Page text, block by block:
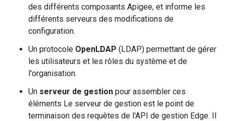
des différents composants Apigee, et informe les
différents serveurs des modifications de
configuration.
Un protocole OpenLDAP (LDAP) permettant de gérer
les utilisateurs et les rôles du système et de
l'organisation.
Un serveur de gestion pour assembler ces
éléments Le serveur de gestion est le point de
terminaison des requêtes de l'API de gestion Edge. Il